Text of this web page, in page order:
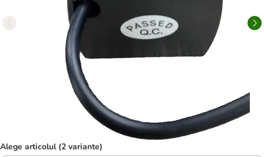
Alege articolul (2 variante)